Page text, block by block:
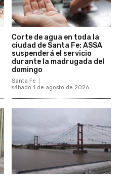
Corte de agua en toda la
ciudad de Santa Fe: ASSA
suspenderá el servicio
durante la madrugada del
domingo
Santa Fe
sábado 1 de agosto de 2026